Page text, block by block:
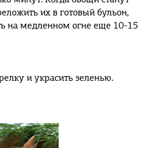
их в готовый бульон,
на медленном огне еще 10-15
и украсить зеленью.